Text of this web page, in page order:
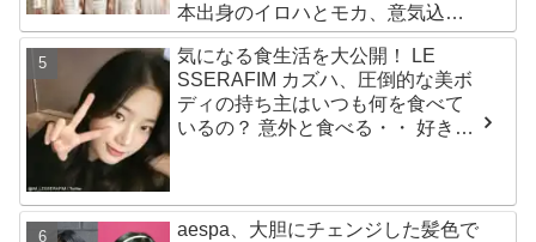
本出身のイロハとモカ、意気込み
を語る「ずっと夢見てたステー
ジ…嬉しくて光栄」
気になる食生活を大公開！ LE
SSERAFIM カズハ、圧倒的な美ボ
ディの持ち主はいつも何を食べて
いるの？ 意外と食べる・・ 好きな
aespa、大胆にチェンジした髪色で